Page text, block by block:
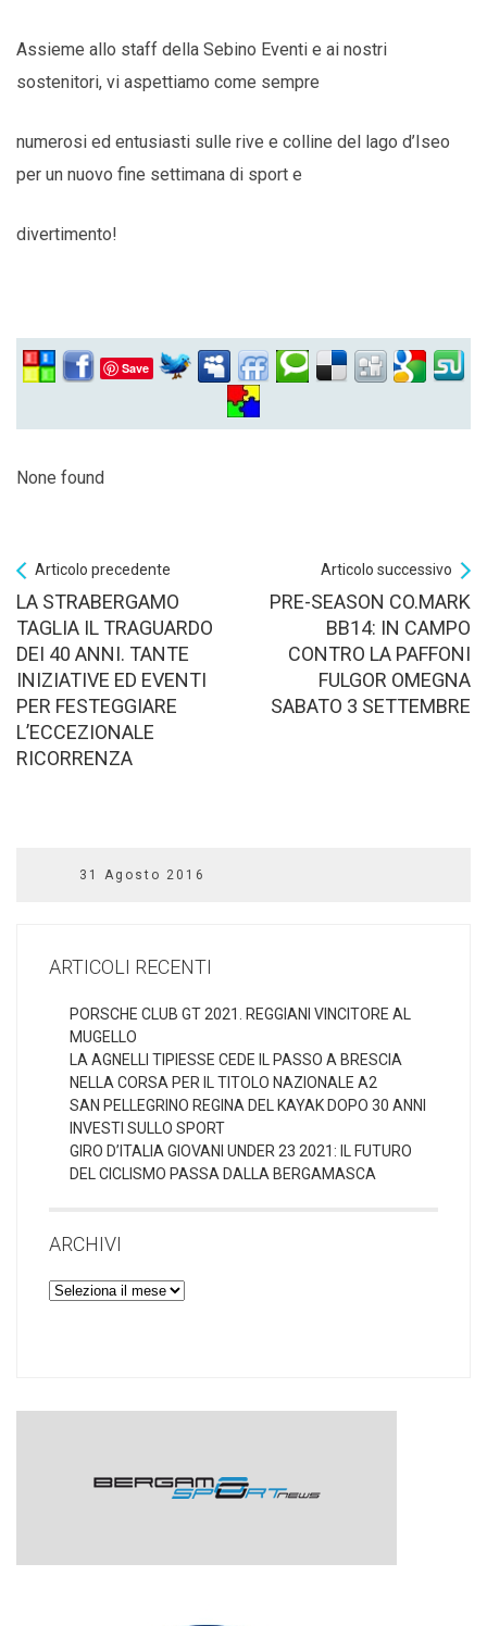
Assieme allo staff della Sebino Eventi e ai nostri
sostenitori, vi aspettiamo come sempre
numerosi ed entusiasti sulle rive e colline del lago d’Iseo
per un nuovo fine settimana di sport e
divertimento!
Save
None found
Articolo precedente
LA STRABERGAMO
TAGLIA IL TRAGUARDO
DEI 40 ANNI. TANTE
INIZIATIVE ED EVENTI
PER FESTEGGIARE
L’ECCEZIONALE
RICORRENZA
Articolo successivo
PRE-SEASON CO.MARK
BB14: IN CAMPO
CONTRO LA PAFFONI
FULGOR OMEGNA
SABATO 3 SETTEMBRE
31 Agosto 2016
ARTICOLI RECENTI
PORSCHE CLUB GT 2021. REGGIANI VINCITORE AL
MUGELLO
LA AGNELLI TIPIESSE CEDE IL PASSO A BRESCIA
NELLA CORSA PER IL TITOLO NAZIONALE A2
SAN PELLEGRINO REGINA DEL KAYAK DOPO 30 ANNI
INVESTI SULLO SPORT
GIRO D’ITALIA GIOVANI UNDER 23 2021: IL FUTURO
DEL CICLISMO PASSA DALLA BERGAMASCA
ARCHIVI
Archivi